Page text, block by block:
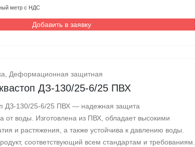
метр с НДС
Добавить в заявку
, Деформационная защитная
ДЗ-130/25-6/25 ПВХ
ДЗ-130/25-6/25 ПВХ — надежная защита
воды. Изготовлена из ПВХ, обладает высокими
и растяжения, а также устойчива к давлению воды.
соответствующий всем стандартам и требованиям.